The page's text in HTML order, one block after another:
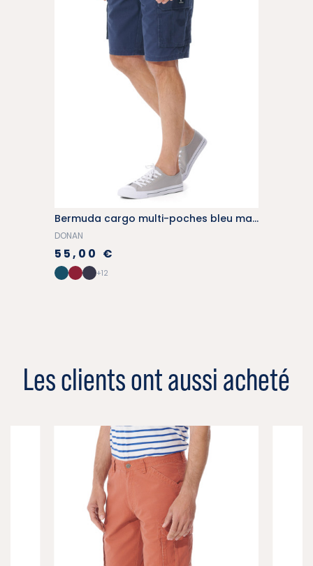
Bermuda cargo multi-poches bleu marine
DONAN
55,00 €
+12
Les clients ont aussi acheté